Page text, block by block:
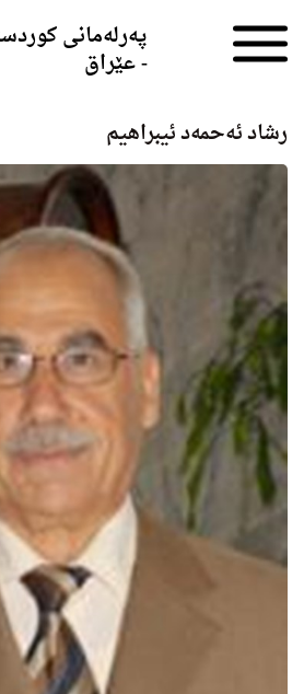
پەرلەمانی
- عێراق
رشاد ئه‌حمه‌د ئیبراهیم